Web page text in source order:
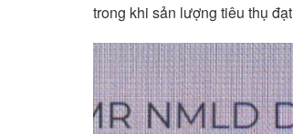
trong khi sản lượng tiêu thụ